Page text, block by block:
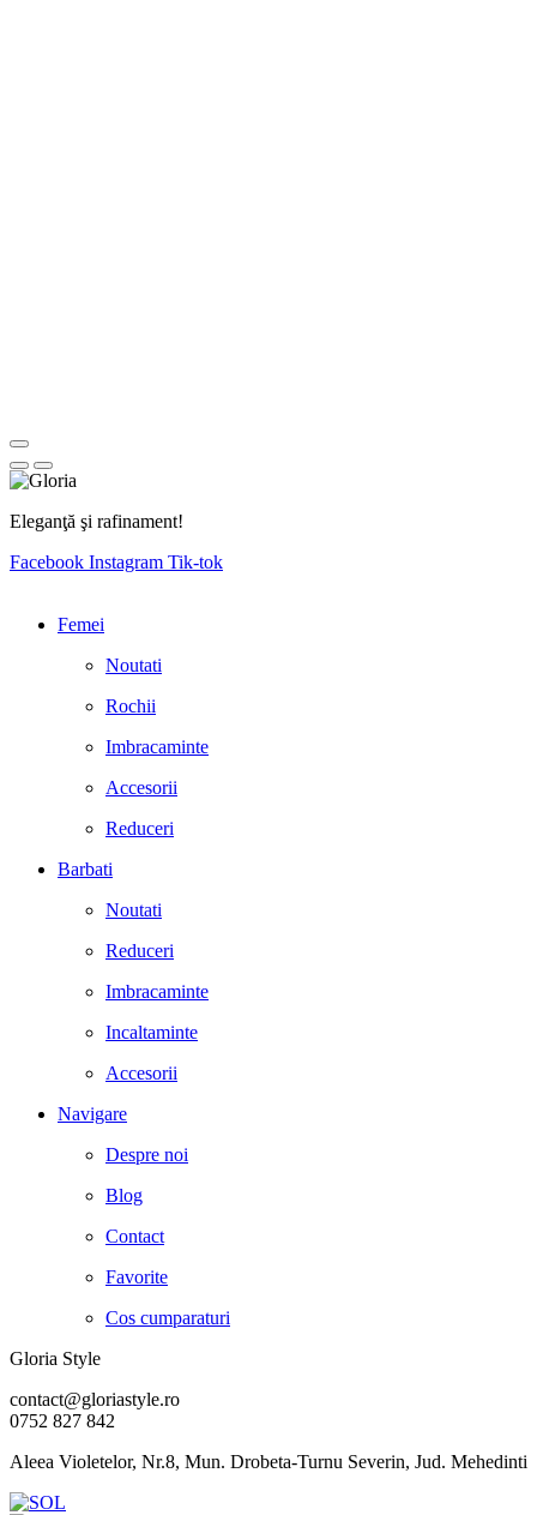
Eleganţă şi rafinament!
Facebook Instagram Tik-tok
Femei
Noutati
Rochii
Imbracaminte
Accesorii
Reduceri
Barbati
Noutati
Reduceri
Imbracaminte
Incaltaminte
Accesorii
Navigare
Despre noi
Blog
Contact
Favorite
Cos cumparaturi
Gloria Style
contact@gloriastyle.ro
0752 827 842
Aleea Violetelor, Nr.8, Mun. Drobeta-Turnu Severin, Jud. Mehedinti